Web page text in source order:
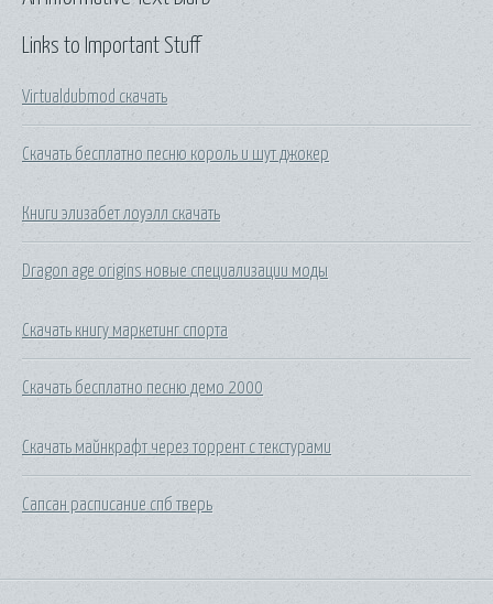
Links to Important Stuff
Virtualdubmod скачать
Скачать бесплатно песню король и шут джокер
Книги элизабет лоуэлл скачать
Dragon age origins новые специализации моды
Скачать книгу маркетинг спорта
Скачать бесплатно песню демо 2000
Скачать майнкрафт через торрент с текстурами
Сапсан расписание спб тверь